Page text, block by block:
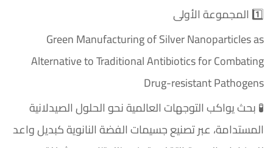
1️⃣ المجموعة الأولى
Green Manufacturing of Silver Nanoparticles as
Alternative to Traditional Antibiotics for Combating
Drug-resistant Pathogens
🧪 بحث يواكب التوجهات العالمية نحو الحلول الصيدلانية
المستدامة، عبر تصنيع جسيمات الفضة النانوية كبديل واعد